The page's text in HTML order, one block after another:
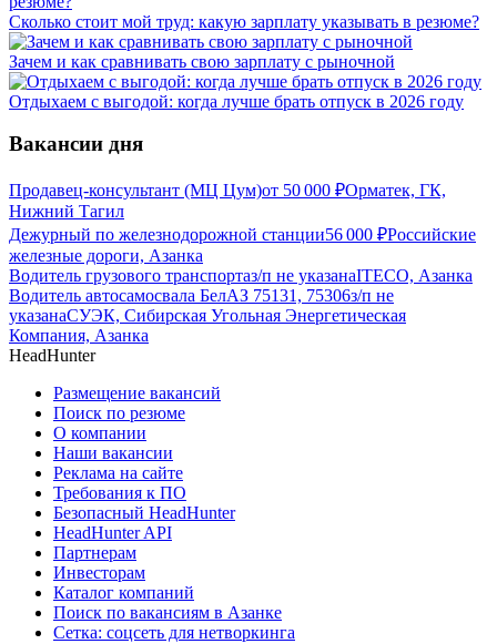
Сколько стоит мой труд: какую зарплату указывать в резюме?
Зачем и как сравнивать свою зарплату с рыночной
Отдыхаем с выгодой: когда лучше брать отпуск в 2026 году
Вакансии дня
Продавец-консультант (МЦ Цум)от 50 000 ₽Орматек, ГК,
Нижний Тагил
Дежурный по железнодорожной станции56 000 ₽Российские
железные дороги, Азанка
Водитель грузового транспортаз/п не указанаITECO, Азанка
Водитель автосамосвала БелАЗ 75131, 75306з/п не
указанаСУЭК, Сибирская Угольная Энергетическая
Компания, Азанка
HeadHunter
Размещение вакансий
Поиск по резюме
О компании
Наши вакансии
Реклама на сайте
Требования к ПО
Безопасный HeadHunter
HeadHunter API
Партнерам
Инвесторам
Каталог компаний
Поиск по вакансиям в Азанке
Сетка: соцсеть для нетворкинга